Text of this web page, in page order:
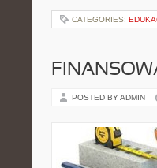
CATEGORIES:
POSTED BY ADMIN